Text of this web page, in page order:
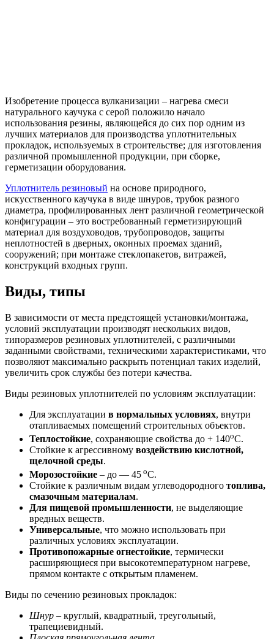
Изобретение процесса вулканизации – нагрева смеси
натурального каучука с серой положило начало
использования резины, являющейся до сих пор одним из
лучших материалов для производства уплотнительных
прокладок, используемых в строительстве; для изготовления
различной промышленной продукции, при сборке,
герметизации оборудования.
Уплотнитель резиновый на основе природного,
искусственного каучука в виде шнуров, трубок разного
диаметра, профилированных лент различной геометрической
конфигурации – это востребованный герметизирующий
материал для воздуховодов, трубопроводов, защиты
неплотностей в дверных, оконных проемах зданий,
сооружений; при монтаже стеклопакетов, витражей,
конструкций входных групп.
Виды, типы
В зависимости от места предстоящей установки/монтажа,
условий эксплуатации производят нескольких видов,
типоразмеров резиновых уплотнителей, с различными
заданными свойствами, техническими характеристиками, что
позволяют максимально раскрыть потенциал таких изделий,
увеличить срок службы без потери качества.
Виды резиновых уплотнителей по условиям эксплуатации:
Для эксплуатации в нормальных условиях, внутри
отапливаемых помещений строительных объектов.
Теплостойкие, сохраняющие свойства до + 140оС.
Стойкие к агрессивному воздействию кислотной,
щелочной среды.
Морозостойкие – до — 45 оС.
Стойкие к различным видам углеводородного топлива,
смазочным материалам.
Для пищевой промышленности, не выделяющие
вредных веществ.
Универсальные, что можно использовать при
различных условиях эксплуатации.
Противопожарные огнестойкие, термически
расширяющиеся при высокотемпературном нагреве,
прямом контакте с открытым пламенем.
Виды по сечению резиновых прокладок:
Шнур – круглый, квадратный, треугольный,
трапециевидный.